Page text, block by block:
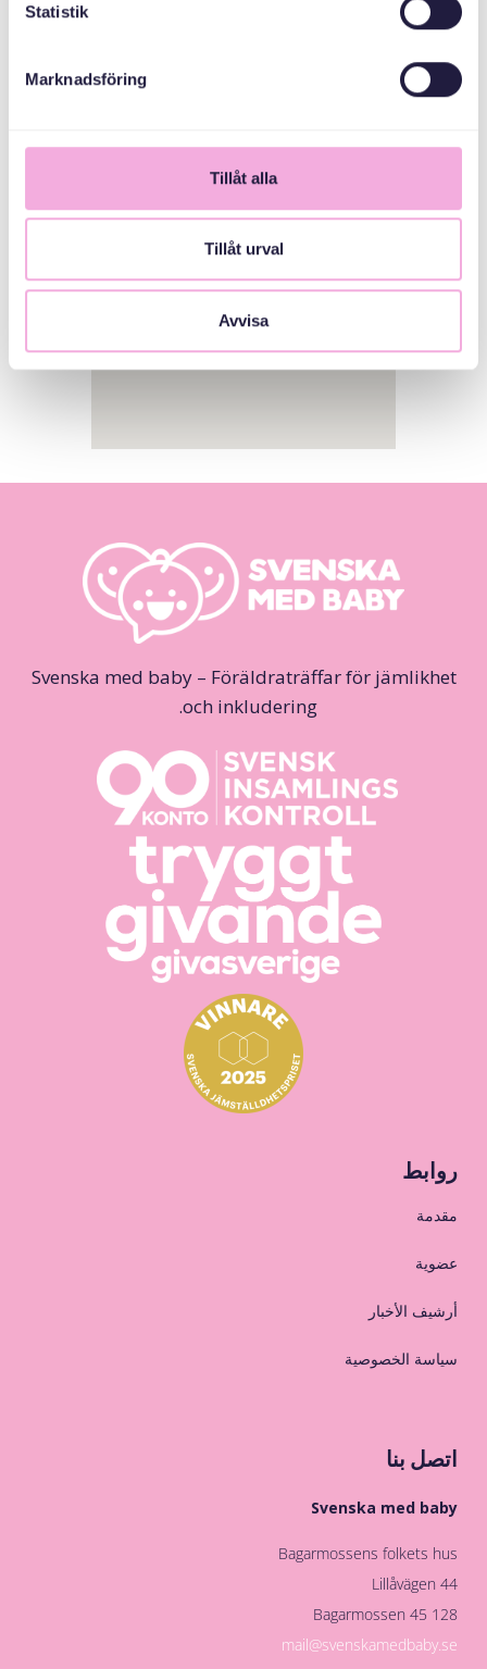
Statistik
Marknadsföring
Tillåt alla
Tillåt urval
Avvisa
1
Svenska med baby – Föräldraträffar för jämlikhet
och inkludering.
روابط
مقدمة
عضوية
أرشيف الأخبار
سياسة الخصوصية
اتصل بنا
Svenska med baby
Bagarmossens folkets hus
Lillåvägen 44
128 45 Bagarmossen
mail@svenskamedbaby.se